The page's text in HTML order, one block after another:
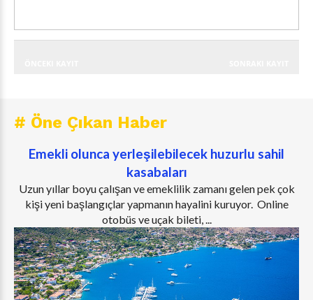
# Öne Çıkan Haber
Emekli olunca yerleşilebilecek huzurlu sahil
kasabaları
Uzun yıllar boyu çalışan ve emeklilik zamanı gelen pek çok
kişi yeni başlangıçlar yapmanın hayalini kuruyor. Online
otobüs ve uçak bileti, ...